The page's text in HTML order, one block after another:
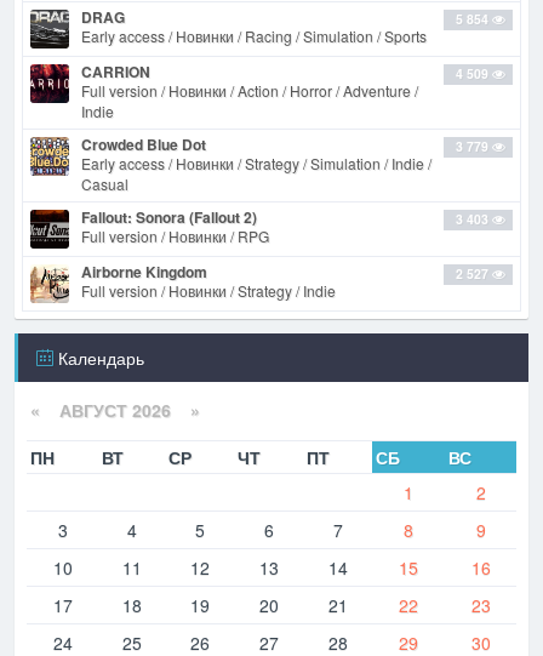
5 854
DRAG
Early access / Новинки / Racing / Simulation / Sports
4 509
CARRION
Full version / Новинки / Action / Horror / Adventure /
Indie
3 779
Crowded Blue Dot
Early access / Новинки / Strategy / Simulation / Indie /
Casual
3 403
Fallout: Sonora (Fallout 2)
Full version / Новинки / RPG
2 527
Airborne Kingdom
Full version / Новинки / Strategy / Indie
Календарь
« АВГУСТ 2026 »
ПН
ВТ СР ЧТ ПТ СБ
ВС
1
2
3
4 5 6 7 8
9
10
11 12 13 14 15
16
17
18 19 20 21 22
23
24
25 26 27 28 29
30